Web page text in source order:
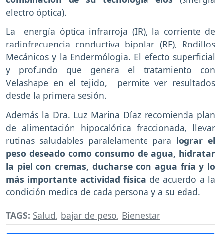
electro óptica).
La energía óptica infrarroja (IR), la corriente de
radiofrecuencia conductiva bipolar (RF), Rodillos
Mecánicos y la Endermólogia. El efecto superficial
y profundo que genera el tratamiento con
Velashape en el tejido, permite ver resultados
desde la primera sesión.
Además la Dra. Luz Marina Díaz recomienda plan
de alimentación hipocalórica fraccionada, llevar
rutinas saludables paralelamente para lograr el
peso deseado como consumo de agua, hidratar
la piel con cremas, ducharse con agua fría y lo
más importante actividad física de acuerdo a la
condición medica de cada persona y a su edad.
TAGS: Salud, bajar de peso, Bienestar